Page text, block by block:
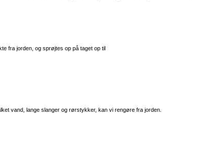
fra jorden, og sprøjtes op på taget op til
vand, lange slanger og rørstykker, kan vi rengøre fra jorden.